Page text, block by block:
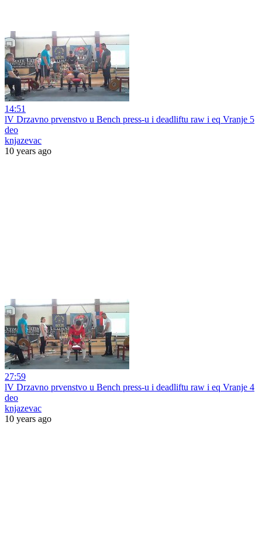
14:51
lV Drzavno prvenstvo u Bench press-u i deadliftu raw i eq Vranje 5
deo
knjazevac
10 years ago
27:59
lV Drzavno prvenstvo u Bench press-u i deadliftu raw i eq Vranje 4
deo
knjazevac
10 years ago